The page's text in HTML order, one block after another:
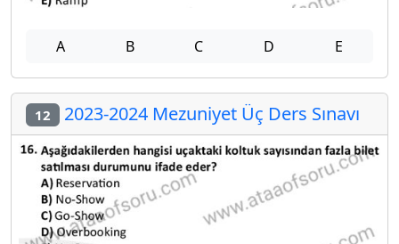
A B C D E
12 2023-2024 Mezuniyet Üç Ders Sınavı